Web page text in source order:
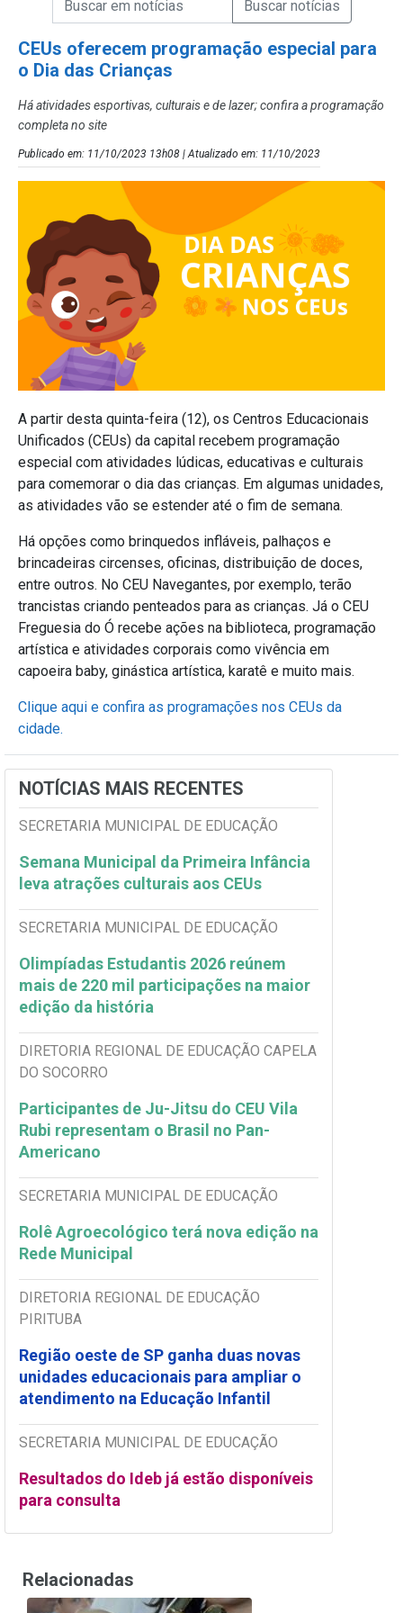
CEUs oferecem programação especial para
o Dia das Crianças
Há atividades esportivas, culturais e de lazer; confira a programação
completa no site
Publicado em: 11/10/2023 13h08 | Atualizado em: 11/10/2023
A partir desta quinta-feira (12), os Centros Educacionais
Unificados (CEUs) da capital recebem programação
especial com atividades lúdicas, educativas e culturais
para comemorar o dia das crianças. Em algumas unidades,
as atividades vão se estender até o fim de semana.
Há opções como brinquedos infláveis, palhaços e
brincadeiras circenses, oficinas, distribuição de doces,
entre outros. No CEU Navegantes, por exemplo, terão
trancistas criando penteados para as crianças. Já o CEU
Freguesia do Ó recebe ações na biblioteca, programação
artística e atividades corporais como vivência em
capoeira baby, ginástica artística, karatê e muito mais.
Clique aqui e confira as programações nos CEUs da
cidade.
NOTÍCIAS MAIS RECENTES
SECRETARIA MUNICIPAL DE EDUCAÇÃO
Semana Municipal da Primeira Infância
leva atrações culturais aos CEUs
SECRETARIA MUNICIPAL DE EDUCAÇÃO
Olimpíadas Estudantis 2026 reúnem
mais de 220 mil participações na maior
edição da história
DIRETORIA REGIONAL DE EDUCAÇÃO CAPELA
DO SOCORRO
Participantes de Ju-Jitsu do CEU Vila
Rubi representam o Brasil no Pan-
Americano
SECRETARIA MUNICIPAL DE EDUCAÇÃO
Rolê Agroecológico terá nova edição na
Rede Municipal
DIRETORIA REGIONAL DE EDUCAÇÃO
PIRITUBA
Região oeste de SP ganha duas novas
unidades educacionais para ampliar o
atendimento na Educação Infantil
SECRETARIA MUNICIPAL DE EDUCAÇÃO
Resultados do Ideb já estão disponíveis
para consulta
Relacionadas